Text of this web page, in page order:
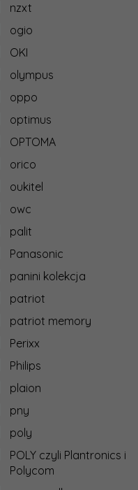
nzxt
ogio
OKI
olympus
oppo
optimus
OPTOMA
orico
oukitel
owc
palit
Panasonic
panini kolekcja
patriot
patriot memory
Perixx
Philips
plaion
pny
poly
POLY czyli Plantronics i
Polycom